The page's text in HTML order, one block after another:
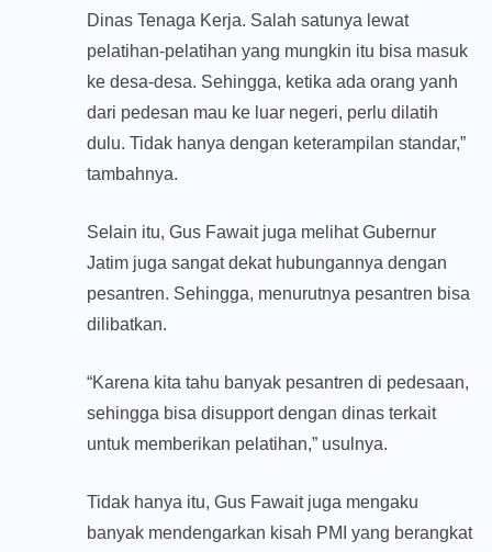
Dinas Tenaga Kerja. Salah satunya lewat
pelatihan-pelatihan yang mungkin itu bisa masuk
ke desa-desa. Sehingga, ketika ada orang yanh
dari pedesan mau ke luar negeri, perlu dilatih
dulu. Tidak hanya dengan keterampilan standar,”
tambahnya.
Selain itu, Gus Fawait juga melihat Gubernur
Jatim juga sangat dekat hubungannya dengan
pesantren. Sehingga, menurutnya pesantren bisa
dilibatkan.
“Karena kita tahu banyak pesantren di pedesaan,
sehingga bisa disupport dengan dinas terkait
untuk memberikan pelatihan,” usulnya.
Tidak hanya itu, Gus Fawait juga mengaku
banyak mendengarkan kisah PMI yang berangkat